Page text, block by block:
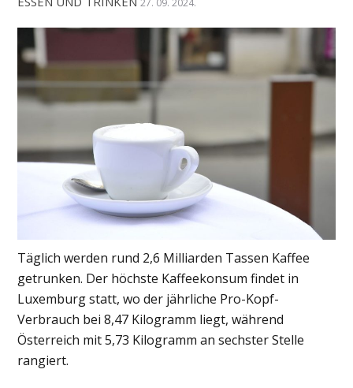
27. 09. 2024.
Täglich werden rund 2,6 Milliarden Tassen Kaffee
getrunken. Der höchste Kaffeekonsum findet in
Luxemburg statt, wo der jährliche Pro-Kopf-
Verbrauch bei 8,47 Kilogramm liegt, während
Österreich mit 5,73 Kilogramm an sechster Stelle
rangiert.